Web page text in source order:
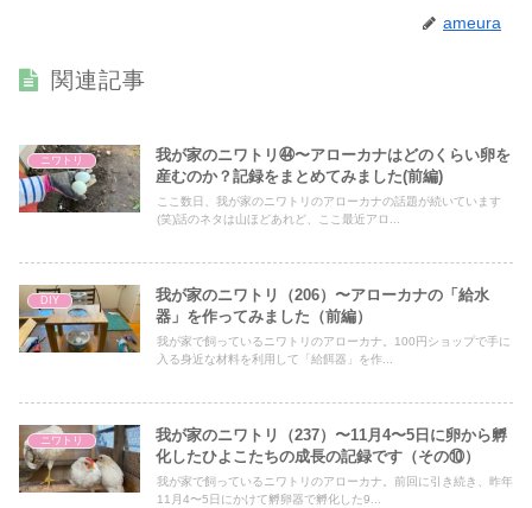
ameura
関連記事
ニワトリ
我が家のニワトリ㊹〜アローカナはどのくらい卵を
産むのか？記録をまとめてみました(前編)
ここ数日、我が家のニワトリのアローカナの話題が続いています
(笑)話のネタは山ほどあれど、ここ最近アロ...
DIY
我が家のニワトリ（206）〜アローカナの「給水
器」を作ってみました（前編）
我が家で飼っているニワトリのアローカナ。100円ショップで手に
入る身近な材料を利用して「給餌器」を作...
ニワトリ
我が家のニワトリ（237）〜11月4〜5日に卵から孵
化したひよこたちの成長の記録です（その⑩）
我が家で飼っているニワトリのアローカナ。前回に引き続き、昨年
11月4〜5日にかけて孵卵器で孵化した9...